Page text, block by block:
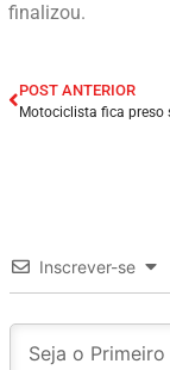
finalizou.
POST ANTERIOR
Inscrever-se